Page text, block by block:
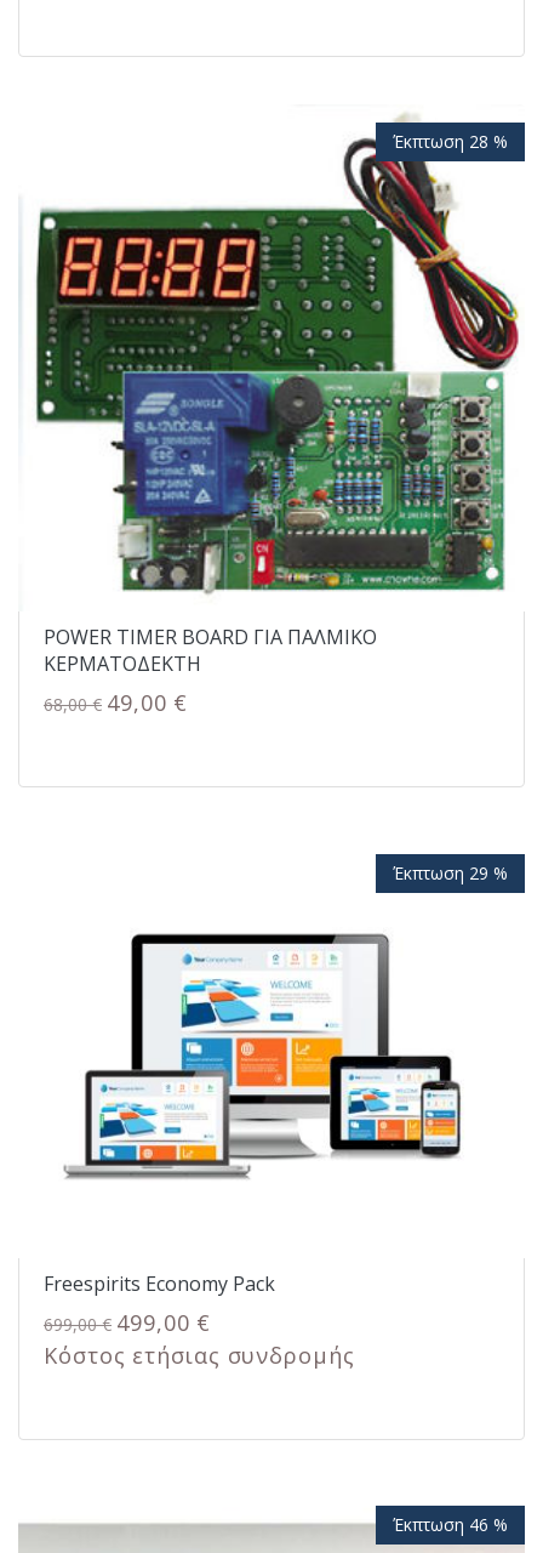
Έκπτωση 28 %
POWER TIMER BOARD ΓΙΑ ΠΑΛΜΙΚΟ
ΚΕΡΜΑΤΟΔΕΚΤΗ
68,00 € 49,00 €
Έκπτωση 29 %
Freespirits Economy Pack
699,00 € 499,00 €
Κόστος ετήσιας συνδρομής
Έκπτωση 46 %